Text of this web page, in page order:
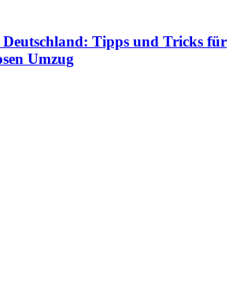
Deutschland: Tipps und Tricks für
Umzug